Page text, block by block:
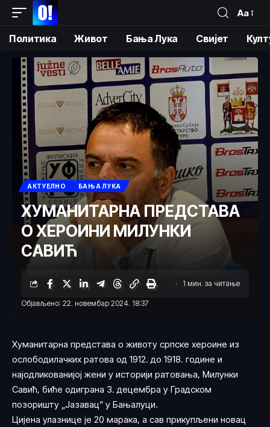
Аа
Политика Живот Бања Лука Свијет
АКТУЕЛНО БАЊА ЛУКА
ХУМАНИТАРНА ПРЕДСТАВА
О ХЕРОИНИ МИЛУНКИ
САВИЋ
Објављено: 22. новембар 2024. 18:37
1 мин. за читање
Хуманитарна представа о животу српске хероине из
ослободилачких ратова од 1912. до 1918. године и
најодликованијој жени у историји ратовања, Милунки
Савић, биће одиграна 3. децембра у Градском
позоришту „Јазавац“ у Бањалуци.
Цијена улазнице је 20 марака, а сав прикупљени новац